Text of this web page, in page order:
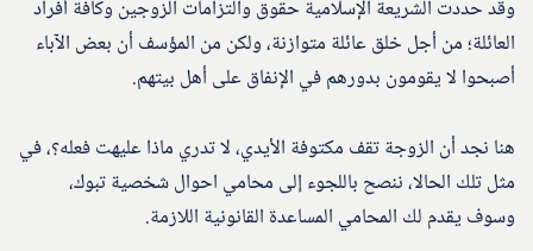
وقد حددت الشريعة الإسلامية حقوق والتزامات الزوجين وكافة أفراد
العائلة؛ من أجل خلق عائلة متوازنة، ولكن من المؤسف أن بعض الآباء
أصبحوا لا يقومون بدورهم في الإنفاق على أهل بيتهم.
هنا نجد أن الزوجة تقف مكتوفة الأيدي، لا تدري ماذا عليهت فعله؟، في
مثل تلك الحالا، ننصح باللجوء إلى محامي احوال شخصية تبوك،
وسوف يقدم لك المحامي المساعدة القانونية اللازمة.